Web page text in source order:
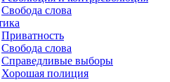
Свобода слова
Приватность
Свобода слова
Справедливые выборы
Хорошая полиция